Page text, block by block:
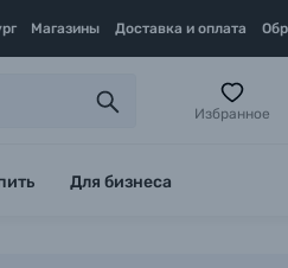
Магазины Доставка и оплата
Избранное
Для бизнеса